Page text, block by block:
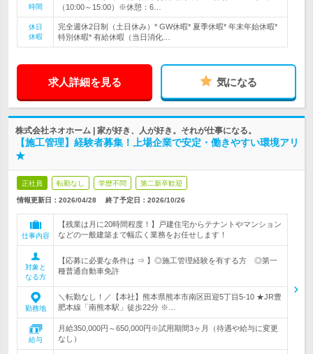
時間
（10:00～15:00）※休憩：6…
休日
休暇
完全週休2日制（土日休み）* GW休暇* 夏季休暇* 年末年始休暇*
特別休暇* 有給休暇（当日消化…
求人詳細を見る 気になる
株式会社ネオホーム | 家が好き、人が好き。それが仕事になる。
【施工管理】経験者募集！上場企業で安定・働きやすい環境アリ
★
正社員 転勤なし 学歴不問 第二新卒歓迎
情報更新日：2026/04/28 終了予定日： 2026/10/26
仕事内容
【残業は月に20時間程度！】戸建住宅からテナントやマンション
などの一般建築まで幅広く業務をお任せします！
対象と
なる方
【応募に必要な条件は ⇒ 】◎施工管理経験を有する方 ◎第一
種普通自動車免許
勤務地
＼転勤なし！／【本社】熊本県熊本市南区田迎5丁目5‐10 ★JR豊
肥本線「南熊本駅」徒歩22分 ※…
給与
月給350,000円～650,000円※試用期間3ヶ月（待遇や給与に変更
なし）